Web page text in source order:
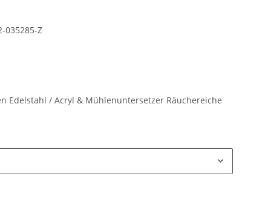
035285-Z
Edelstahl / Acryl & Mühlenuntersetzer Räuchereiche